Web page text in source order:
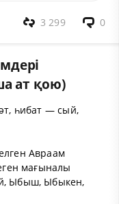
0
3 299
ат қою)
һибат — сый,
Авраам
мағыналы
Ыбыш, Ыбыкен,